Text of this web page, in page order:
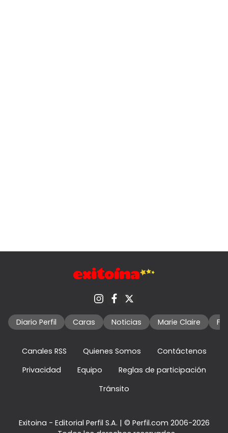
Diario Perfil Caras Noticias Marie Claire
Canales RSS Quienes Somos
Contáctenos
Privacidad
Equipo
Reglas de participación
Tránsito
Exitoina - Editorial Perfil S.A. | © Perfil.com 2006-2026